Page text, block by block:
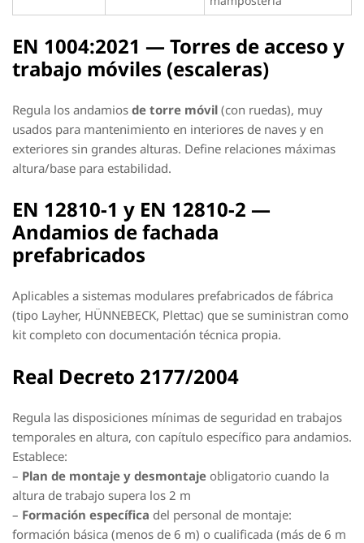
EN 1004:2021 — Torres de acceso y
trabajo móviles (escaleras)
Regula los andamios de torre móvil (con ruedas), muy
usados para mantenimiento en interiores de naves y en
exteriores sin grandes alturas. Define relaciones máximas
altura/base para estabilidad.
EN 12810-1 y EN 12810-2 —
Andamios de fachada
prefabricados
Aplicables a sistemas modulares prefabricados de fábrica
(tipo Layher, HÜNNEBECK, Plettac) que se suministran como
kit completo con documentación técnica propia.
Real Decreto 2177/2004
Regula las disposiciones mínimas de seguridad en trabajos
temporales en altura, con capítulo específico para andamios.
Establece:
– Plan de montaje y desmontaje obligatorio cuando la
altura de trabajo supera los 2 m
– Formación específica del personal de montaje:
formación básica (menos de 6 m) o cualificada (más de 6 m